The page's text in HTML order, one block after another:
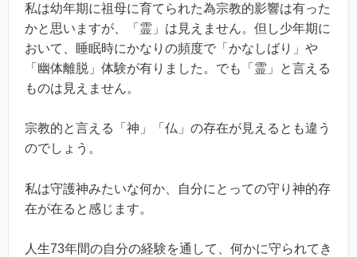
私は幼年期に祖母に育てられた為宗教的影響は有った
かと思いますが、「霊」は見えません。但し少年期に
おいて、睡眠時にかなりの頻度で「かなしばり」や
「幽体離脱」体験が有りました。でも「霊」と言える
ものは見えません。
宗教的と言える「神」「仏」の存在が見えるとも違う
のでしょう。
私は守護神みたいな何か、自分にとっての守り神的存
在が在ると感じます。
人生73年間の自分の経験を通して、何かに守られてき